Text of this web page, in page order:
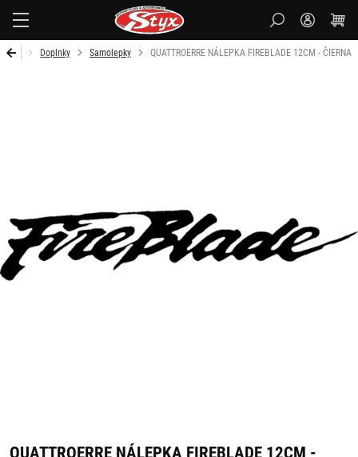
Úvod Doplnky Samolepky QUATTROERRE NÁLEPKA FIREBLADE 12CM - ČIERNA
QUATTROERRE NÁLEPKA FIREBLADE 12CM -